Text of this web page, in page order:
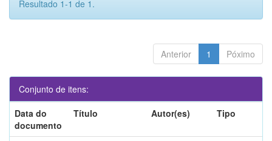
Resultado 1-1 de 1.
Anterior 1 Póximo
Conjunto de itens:
Data do
documento
Título Autor(es) Tipo